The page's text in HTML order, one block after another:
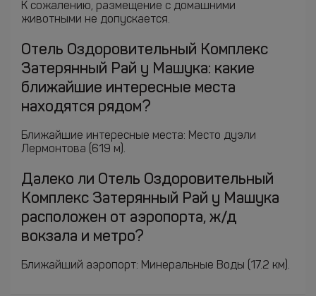
К сожалению, размещение с домашними
животными не допускается.
Отель Оздоровительный Комплекс
Затерянный Рай у Машука: какие
ближайшие интересные места
находятся рядом?
Ближайшие интересные места: Место дуэли
Лермонтова (619 м).
Далеко ли Отель Оздоровительный
Комплекс Затерянный Рай у Машука
расположен от аэропорта, ж/д
вокзала и метро?
Ближайший аэропорт: Минеральные Воды (17.2 км).